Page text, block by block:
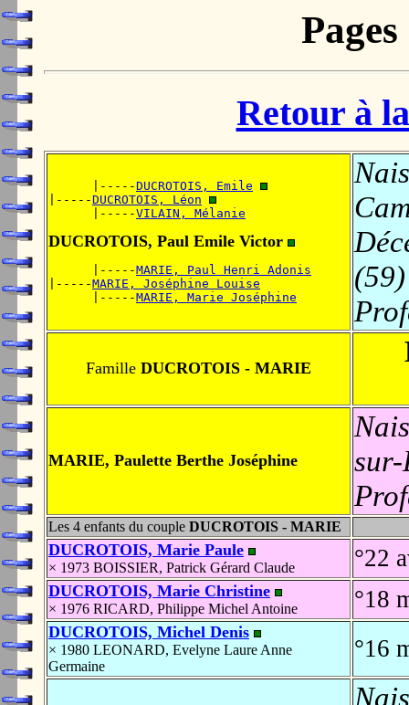
Retour à
      |-----
DUCROTOIS, Emile
|-----DUCROTOIS, Léon
      |-----
VILAIN, Mélanie
DUCROTOIS, Paul Emile Victor
      |-----
MARIE, Paul Henri Adonis
|-----MARIE, Joséphine Louise
      |-----
MARIE, Marie Joséphine
(59)
Famille DUCROTOIS - MARIE
MARIE, Paulette Berthe Joséphine
Les 4 enfants du couple DUCROTOIS - MARIE
DUCROTOIS, Marie Paule
× 1973 BOISSIER, Patrick Gérard Claude °22
DUCROTOIS, Marie Christine
× 1976 RICARD, Philippe Michel Antoine °18
DUCROTOIS, Michel Denis
× 1980 LEONARD, Evelyne Laure Anne
Germaine
°16